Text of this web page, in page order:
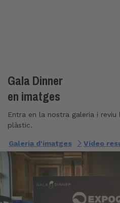
Gala Dinner
en imatges
Entra en la nostra galeria i
plàstic.
Galeria d'imatges Vídeo